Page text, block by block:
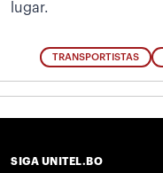
lugar.
TRANSPORTISTAS
SIGA UNITEL.BO